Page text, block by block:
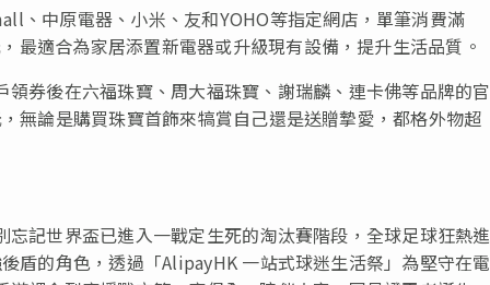
、中原電器、小米、友和YOHO等指定網店，單筆消費滿
適合為家居添置新電器或升級現有設備，提升生活品質。
券後在六福珠寶、周大福珠寶、謝瑞麟、連卡佛等品牌的官
無論是購買珠寶首飾來犒賞自己還是送贈摯愛，都格外物超
記世界盃已進入一戰定生死的淘汰賽階段，全球足球狂熱進
盾的角色，透過「AlipayHK 一站式球迷生活祭」為堅守在電